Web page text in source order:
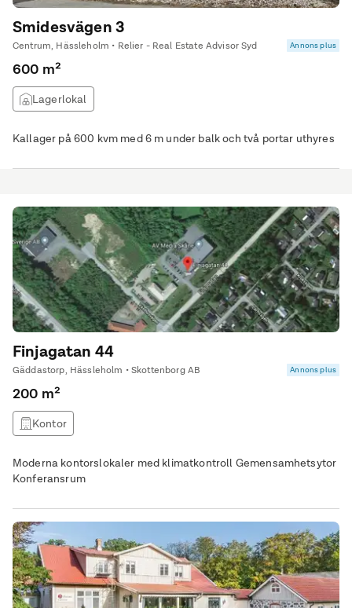
Smidesvägen 3
Centrum, Hässleholm • Relier - Real Estate Advisor Syd Annons plus
600 m²
Lagerlokal
Kallager på 600 kvm med 6 m under balk och två portar uthyres
Finjagatan 44
Gäddastorp, Hässleholm • Skottenborg AB Annons plus
200 m²
Kontor
Moderna kontorslokaler med klimatkontroll Gemensamhetsytor
Konferansrum